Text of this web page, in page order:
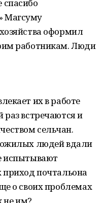
Магсуму
оформил
работникам. Люди
их в работе
встречаются и
сельчан.
людей вдали
испытывают
почтальона
о своих проблемах